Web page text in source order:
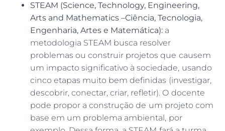
STEAM (Science, Technology, Engineering,
Arts and Mathematics –Ciência, Tecnologia,
Engenharia, Artes e Matemática): a
metodologia STEAM busca resolver
problemas ou construir projetos que causem
um impacto significativo à sociedade, usando
cinco etapas muito bem definidas (investigar,
descobrir, conectar, criar, refletir). O docente
pode propor a construção de um projeto com
base em um problema ambiental, por